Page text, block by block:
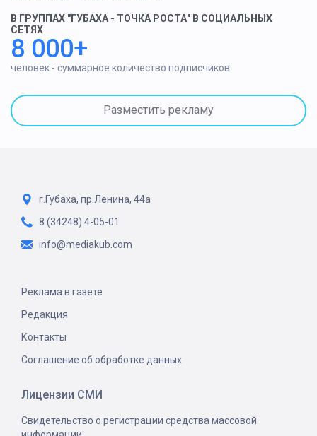
В ГРУППАХ "ГУБАХА - ТОЧКА РОСТА" В СОЦИАЛЬНЫХ
СЕТЯХ
8 000+
человек - суммарное количество подписчиков
Разместить рекламу
г.Губаха, пр.Ленина, 44а
8 (34248) 4-05-01
info@mediakub.com
Реклама в газете
Редакция
Контакты
Соглашение об обработке данных
Лицензии СМИ
Свидетельство о регистрации средства массовой